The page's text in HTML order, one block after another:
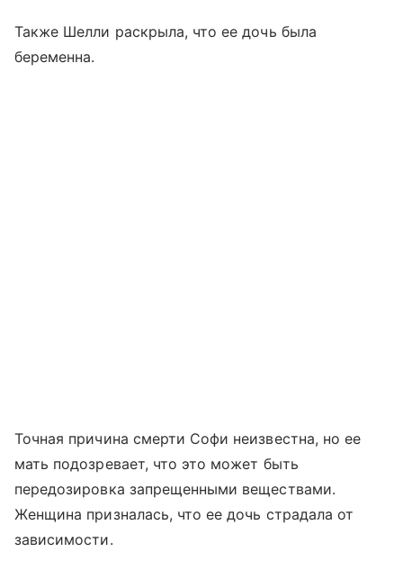
Также Шелли раскрыла, что ее дочь была
беременна.
Точная причина смерти Софи неизвестна, но ее
мать подозревает, что это может быть
передозировка запрещенными веществами.
Женщина призналась, что ее дочь страдала от
зависимости.